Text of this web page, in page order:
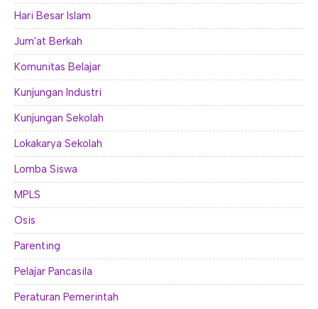
Hari Besar Islam
Jum'at Berkah
Komunitas Belajar
Kunjungan Industri
Kunjungan Sekolah
Lokakarya Sekolah
Lomba Siswa
MPLS
Osis
Parenting
Pelajar Pancasila
Peraturan Pemerintah